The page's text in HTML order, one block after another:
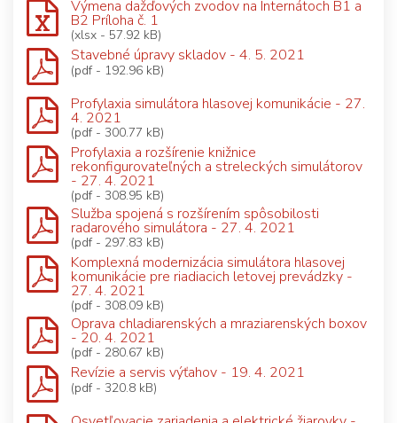
Výmena dažďových zvodov na Internátoch B1 a
B2 Príloha č. 1
(xlsx - 57.92 kB)
Stavebné úpravy skladov - 4. 5. 2021
(pdf - 192.96 kB)
Profylaxia simulátora hlasovej komunikácie - 27.
4. 2021
(pdf - 300.77 kB)
Profylaxia a rozšírenie knižnice
rekonfigurovateľných a streleckých simulátorov
- 27. 4. 2021
(pdf - 308.95 kB)
Služba spojená s rozšírením spôsobilosti
radarového simulátora - 27. 4. 2021
(pdf - 297.83 kB)
Komplexná modernizácia simulátora hlasovej
komunikácie pre riadiacich letovej prevádzky -
27. 4. 2021
(pdf - 308.09 kB)
Oprava chladiarenských a mraziarenských boxov
- 20. 4. 2021
(pdf - 280.67 kB)
Revízie a servis výťahov - 19. 4. 2021
(pdf - 320.8 kB)